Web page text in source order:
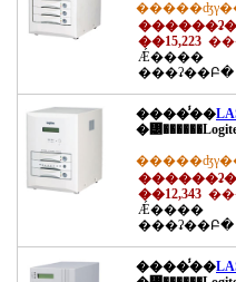
��15,223
Ǽ����
���ʡ��Բ�
����̾��
��12,343
Ǽ����
���ʡ��Բ�
����̾��